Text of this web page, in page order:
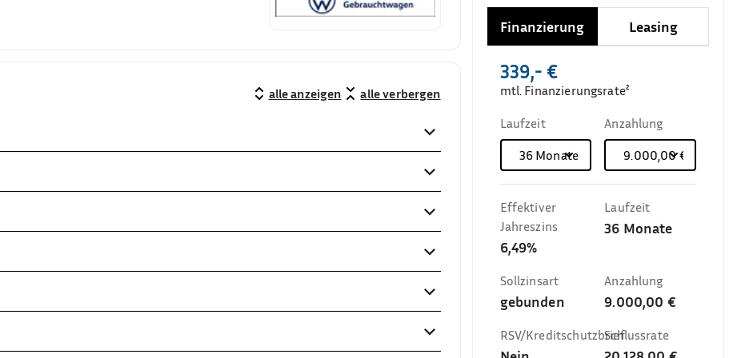
alle anzeigen alle verbergen
Finanzierung Leasing
339,- €
mtl. Finanzierungsrate²
Laufzeit
36Monate
Anzahlung
9.000,00 €
Effektiver
Jahreszins
6,49%
Laufzeit
36 Monate
Sollzinsart
gebunden
Anzahlung
9.000,00 €
RSV/KreditschutzbriefSchlussrate